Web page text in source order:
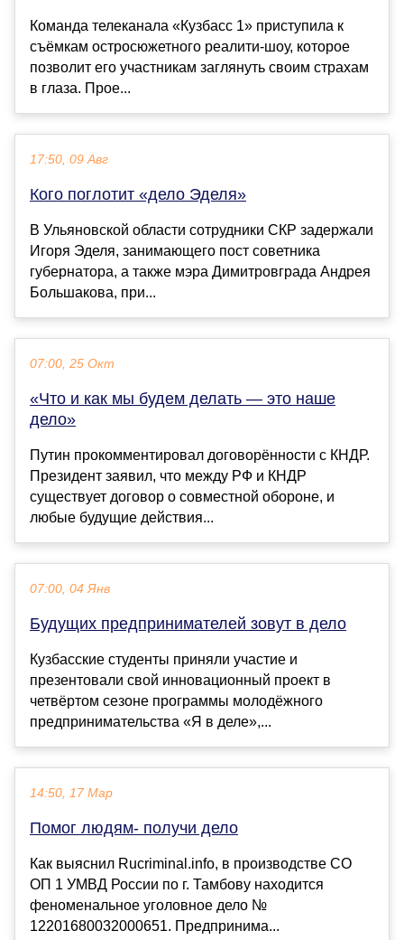
Команда телеканала «Кузбасс 1» приступила к
съёмкам остросюжетного реалити-шоу, которое
позволит его участникам заглянуть своим страхам
в глаза. Прое...
17:50, 09 Авг
Кого поглотит «дело Эделя»
В Ульяновской области сотрудники СКР задержали
Игоря Эделя, занимающего пост советника
губернатора, а также мэра Димитровграда Андрея
Большакова, при...
07:00, 25 Окт
«Что и как мы будем делать — это наше
дело»
Путин прокомментировал договорённости с КНДР.
Президент заявил, что между РФ и КНДР
существует договор о совместной обороне, и
любые будущие действия...
07:00, 04 Янв
Будущих предпринимателей зовут в дело
Кузбасские студенты приняли участие и
презентовали свой инновационный проект в
четвёртом сезоне программы молодёжного
предпринимательства «Я в деле»,...
14:50, 17 Мар
Помог людям- получи дело
Как выяснил Rucriminal.info, в производстве СО
ОП 1 УМВД России по г. Тамбову находится
феноменальное уголовное дело №
12201680032000651. Предпринима...